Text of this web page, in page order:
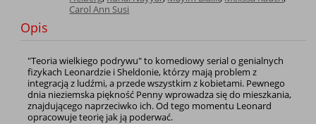
Carol Ann Susi
Opis
"Teoria wielkiego podrywu" to komediowy serial o genialnych
fizykach Leonardzie i Sheldonie, którzy mają problem z
integracją z ludźmi, a przede wszystkim z kobietami. Pewnego
dnia nieziemska piękność Penny wprowadza się do mieszkania,
znajdującego naprzeciwko ich. Od tego momentu Leonard
opracowuje teorię jak ją poderwać.